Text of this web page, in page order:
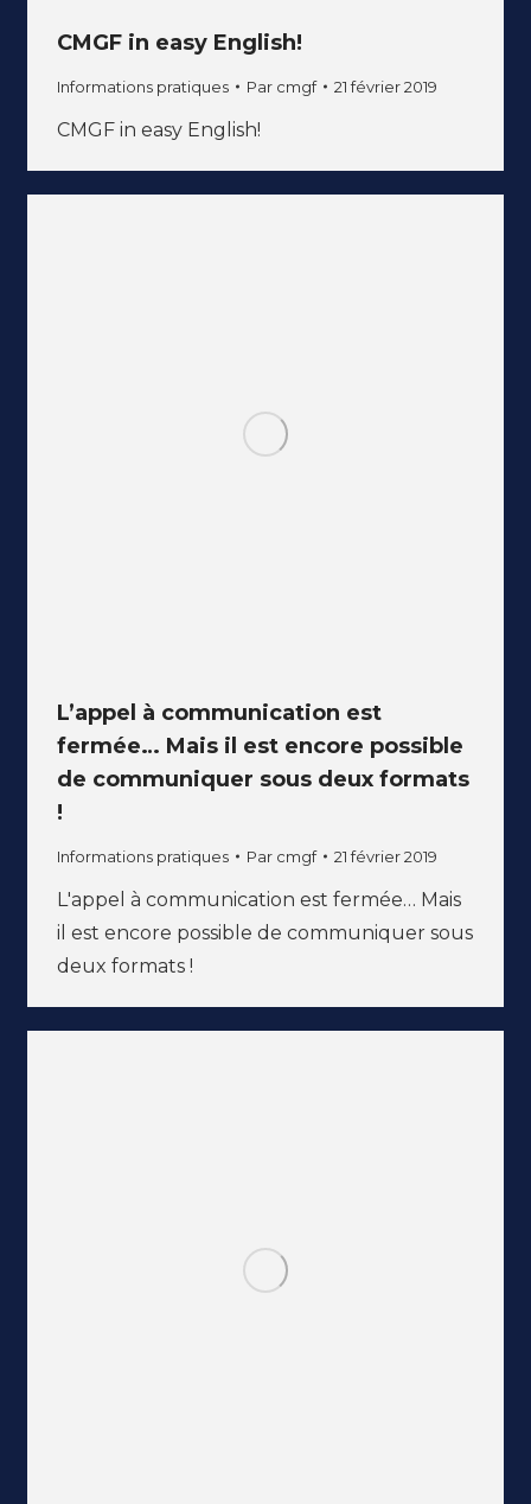
CMGF in easy English!
Informations pratiques Par cmgf 21 février 2019
CMGF in easy English!
L’appel à communication est
fermée… Mais il est encore possible
de communiquer sous deux formats
!
Informations pratiques Par cmgf 21 février 2019
L'appel à communication est fermée… Mais
il est encore possible de communiquer sous
deux formats !